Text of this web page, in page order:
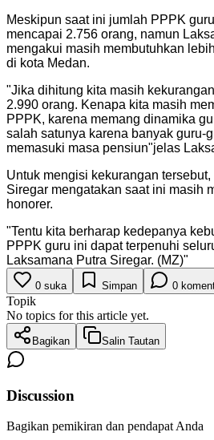
Meskipun saat ini jumlah PPPK
mencapai 2.756 orang, namun
mengakui masih membutuhkan
di kota Medan.
"Jika dihitung kita masih
2.990 orang. Kenapa kita masih
PPPK, karena memang dinamika
salah satunya karena banyak guru-
memasuki masa pensiun"jelas
Untuk mengisi kekurangan
Siregar mengatakan saat ini masih
honorer.
"Tentu kita berharap kedepanya
PPPK guru ini dapat terpenuhi
Laksamana Putra Siregar. (MZ)"
0 suka Simpan 0
Topik
No topics for this article yet.
Bagikan Salin Tautan
Discussion
Bagikan pemikiran dan pendapat Anda